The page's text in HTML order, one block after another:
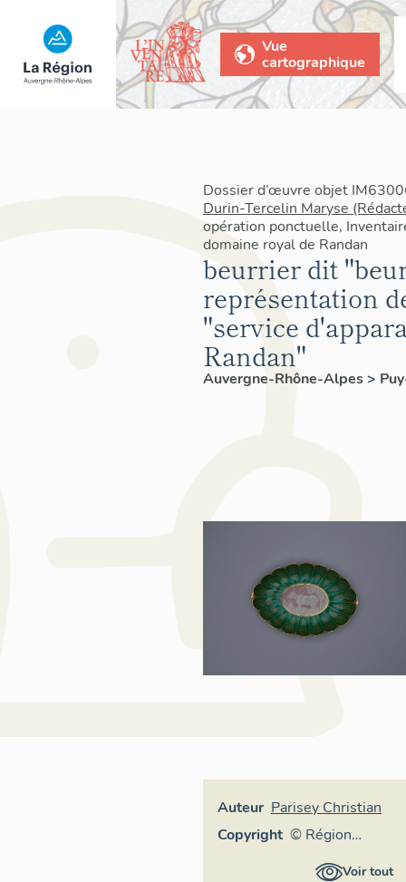
Vue
cartographique
Dossier d’œuvre objet
Durin-Tercelin Maryse
opération ponctuelle,
domaine royal de Randan
beurrier dit
représentation
"service
Randan"
Auvergne-Rhône-Alpes>
Auteur Parisey Christian
Copyright © Région
Auvergne-Voir tout